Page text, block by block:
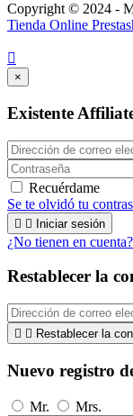
Copyright © 2024 -
Tienda Online

×
Existente
Recuérdame
Se te olvidó tu
  Iniciar sesión
¿No tienen en
Restablecer la
  Restablecer la
Nuevo registro
Mr. Mrs.